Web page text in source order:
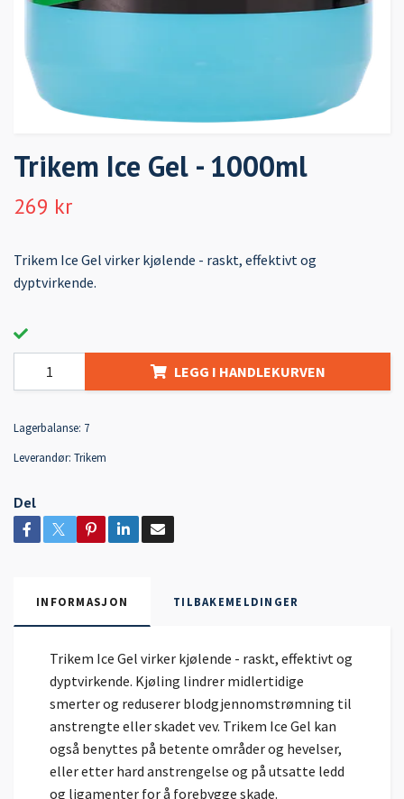
Trikem Ice Gel - 1000ml
269 kr
Trikem Ice Gel virker kjølende - raskt, effektivt og
dyptvirkende.
LEGG I HANDLEKURVEN
Lagerbalanse: 7
Leverandør: Trikem
Del
INFORMASJON TILBAKEMELDINGER
Trikem Ice Gel virker kjølende - raskt, effektivt og
dyptvirkende. Kjøling lindrer midlertidige
smerter og reduserer blodgjennomstrømning til
anstrengte eller skadet vev. Trikem Ice Gel kan
også benyttes på betente områder og hevelser,
eller etter hard anstrengelse og på utsatte ledd
og ligamenter for å forebygge skade.